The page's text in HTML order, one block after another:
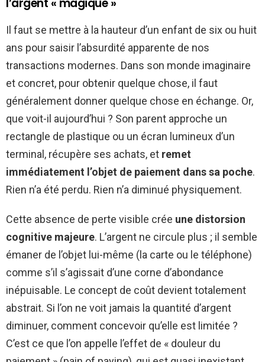
Il faut se mettre à la hauteur d’un enfant de six ou huit
ans pour saisir l’absurdité apparente de nos
transactions modernes. Dans son monde imaginaire
et concret, pour obtenir quelque chose, il faut
généralement donner quelque chose en échange. Or,
que voit-il aujourd’hui ? Son parent approche un
rectangle de plastique ou un écran lumineux d’un
terminal, récupère ses achats, et remet
immédiatement l’objet de paiement dans sa poche.
Rien n’a été perdu. Rien n’a diminué physiquement.
Cette absence de perte visible crée une distorsion
cognitive majeure. L’argent ne circule plus ; il semble
émaner de l’objet lui-même (la carte ou le téléphone)
comme s’il s’agissait d’une corne d’abondance
inépuisable. Le concept de coût devient totalement
abstrait. Si l’on ne voit jamais la quantité d’argent
diminuer, comment concevoir qu’elle est limitée ?
C’est ce que l’on appelle l’effet de « douleur du